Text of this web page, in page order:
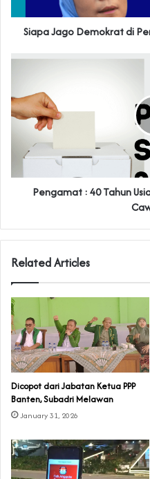
Siapa Jago Demokrat di
Pengamat : 40 Tahun
Related Articles
Dicopot dari Jabatan Ketua PPP
Banten, Subadri Melawan
January 31, 2026